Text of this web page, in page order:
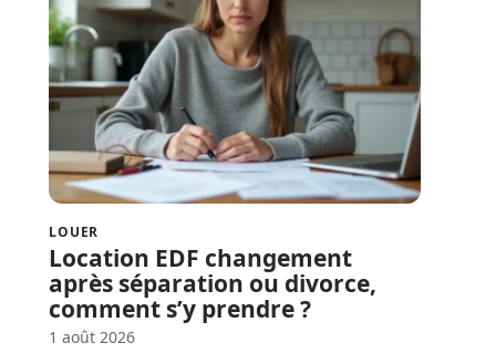
LOUER
Location EDF changement
après séparation ou divorce,
comment s’y prendre ?
1 août 2026